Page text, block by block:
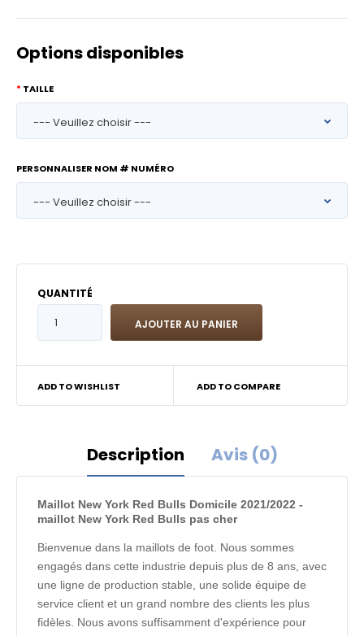
Options disponibles
TAILLE
PERSONNALISER NOM # NUMÉRO
QUANTITÉ
ADD TO WISHLIST ADD TO COMPARE
Description Avis (0)
Maillot New York Red Bulls Domicile 2021/2022 -
maillot New York Red Bulls pas cher
Bienvenue dans la maillots de foot. Nous sommes
engagés dans cette industrie depuis plus de 8 ans, avec
une ligne de production stable, une solide équipe de
service client et un grand nombre des clients les plus
fidèles. Nous avons suffisamment d'expérience pour